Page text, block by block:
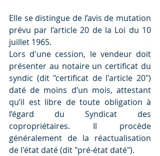
Elle se distingue de l’avis de mutation
prévu par l’article 20 de la Loi du 10
juillet 1965.
Lors d'une cession, le vendeur doit
présenter au notaire un certificat du
syndic (dit "certificat de l'article 20")
daté de moins d’un mois, attestant
qu’il est libre de toute obligation à
l’égard du Syndicat des
copropriétaires. Il procède
généralement de la réactualisation
de l'état daté (dit "pré-état daté").